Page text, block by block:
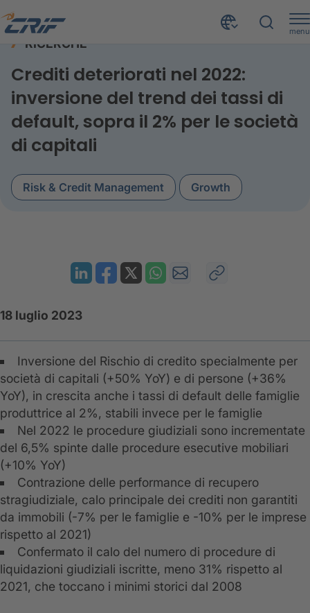
menu
Home Risorse
RICERCHE
Crediti deteriorati nel 2022:
inversione del trend dei tassi di
default, sopra il 2% per le società
di capitali
Risk & Credit Management Growth
18 luglio 2023
Inversione del Rischio di credito specialmente per
società di capitali (+50% YoY) e di persone (+36%
YoY), in crescita anche i tassi di default delle famiglie
produttrice al 2%, stabili invece per le famiglie
Nel 2022 le procedure giudiziali sono incrementate
del 6,5% spinte dalle procedure esecutive mobiliari
(+10% YoY)
Contrazione delle performance di recupero
stragiudiziale, calo principale dei crediti non garantiti
da immobili (-7% per le famiglie e -10% per le imprese
rispetto al 2021)
Confermato il calo del numero di procedure di
liquidazioni giudiziali iscritte, meno 31% rispetto al
2021, che toccano i minimi storici dal 2008